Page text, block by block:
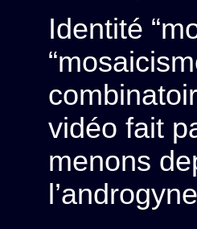
Identité
vidéo fait
menons